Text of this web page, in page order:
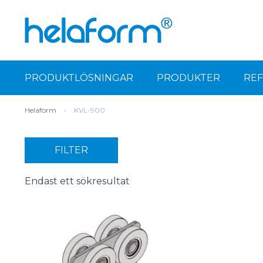
PRODUKTLÖSNINGAR PRODUKTER
Helaform › KVL-900
FILTER
Endast ett sökresultat